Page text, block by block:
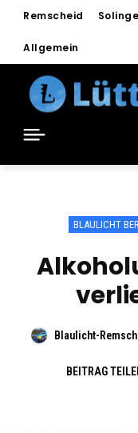
Remscheid
Allgemein
BLAULICHT
Blaulicht-
BEITRAG